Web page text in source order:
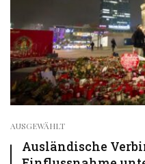
AUSGEWÄHLT
Ausländische